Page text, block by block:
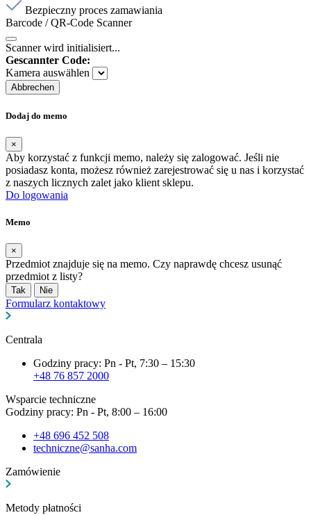
Bezpieczny proces zamawiania
Barcode / QR-Code Scanner
Scanner wird initialisiert...
Gescannter Code:
Kamera auswählen
Abbrechen
Dodaj do memo
×
Aby korzystać z funkcji memo, należy się zalogować. Jeśli nie
posiadasz konta, możesz również zarejestrować się u nas i korzystać
z naszych licznych zalet jako klient sklepu.
Do logowania
Memo
×
Przedmiot znajduje się na memo. Czy naprawdę chcesz usunąć
przedmiot z listy?
Tak Nie
Formularz kontaktowy
Centrala
Godziny pracy: Pn - Pt, 7:30 – 15:30
+48 76 857 2000
Wsparcie techniczne
Godziny pracy: Pn - Pt, 8:00 – 16:00
+48 696 452 508
techniczne@sanha.com
Zamówienie
Metody płatności